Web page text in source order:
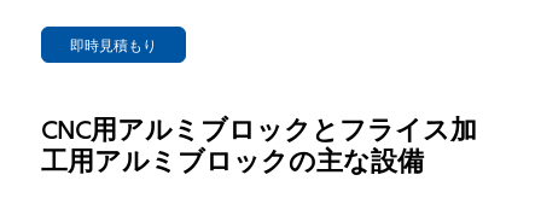
即時見積もり
CNC用アルミブロックとフライス加
工用アルミブロックの主な設備